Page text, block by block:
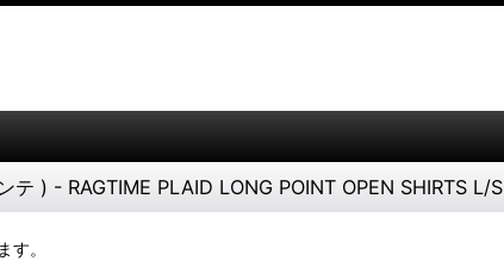
テ ) - RAGTIME PLAID LONG POINT OPEN SHIRTS L/S
す。